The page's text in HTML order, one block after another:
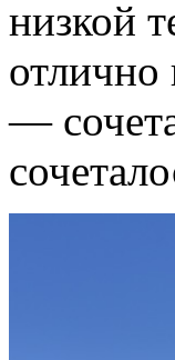
низкой
отлично
—